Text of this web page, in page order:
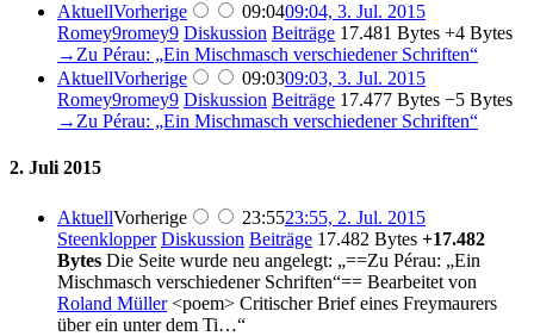
AktuellVorherige 09:0409:04, 3. Jul. 2015
Romey9romey9 Diskussion Beiträge 17.481 Bytes +4 Bytes
→‎Zu Pérau: „Ein Mischmasch verschiedener Schriften“
AktuellVorherige 09:0309:03, 3. Jul. 2015
Romey9romey9 Diskussion Beiträge 17.477 Bytes −5 Bytes
→‎Zu Pérau: „Ein Mischmasch verschiedener Schriften“
2. Juli 2015
AktuellVorherige 23:5523:55, 2. Jul. 2015
Steenklopper Diskussion Beiträge 17.482 Bytes +17.482
Bytes Die Seite wurde neu angelegt: „==Zu Pérau: „Ein
Mischmasch verschiedener Schriften“== Bearbeitet von
Roland Müller<poem> Critischer Brief eines Freymaurers
über ein unter dem Ti…“